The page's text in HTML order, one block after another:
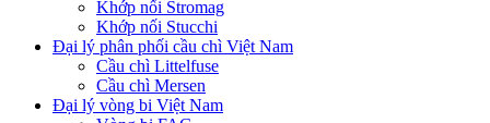
Khớp nối Stromag
Khớp nối Stucchi
Đại lý phân phối cầu chì Việt Nam
Cầu chì Littelfuse
Cầu chì Mersen
Đại lý vòng bi Việt Nam